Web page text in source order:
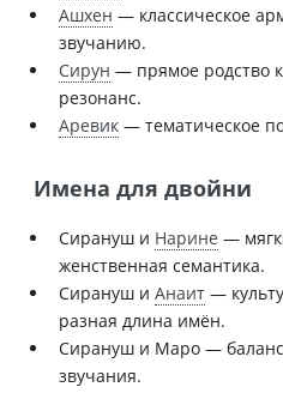
Ашхен — классическое
звучанию.
Сирун — прямое родство
резонанс.
Аревик — тематическое
Имена для двойни
Сирануш и Нарине —
женственная семантика.
Сирануш и Анаит —
разная длина имён.
Сирануш и Маро — баланс
звучания.